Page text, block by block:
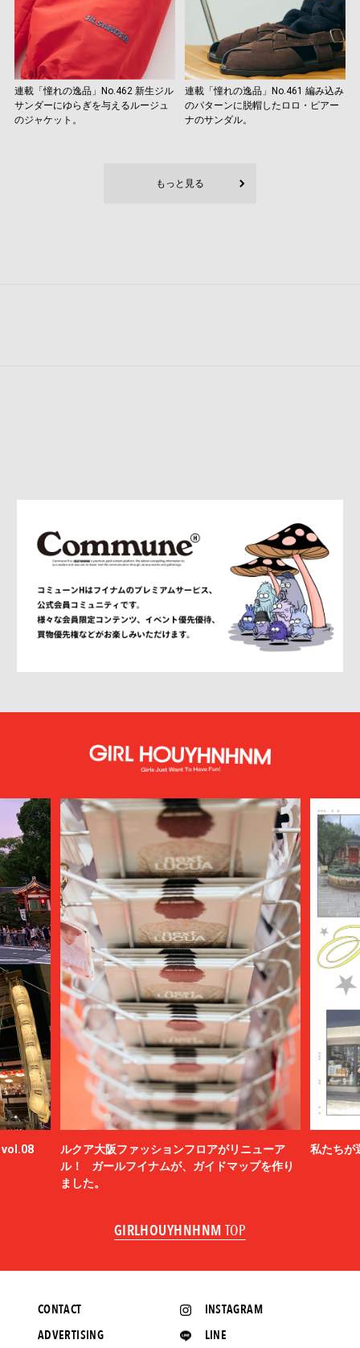
連載「憧れの逸品」No.462 新生ジル
サンダーにゆらぎを与えるルージュ
のジャケット。
連載「憧れの逸品」No.461 編み込み
のパターンに脱帽したロロ・ピアー
ナのサンダル。
もっと見る
vol.08
ルクア大阪ファッションフロアがリニューア
ル！ ガールフイナムが、ガイドマップを作り
ました。
私たちが
GIRLHOUYHNHNM TOP
INSTAGRAM
LINE
CONTACT
ADVERTISING